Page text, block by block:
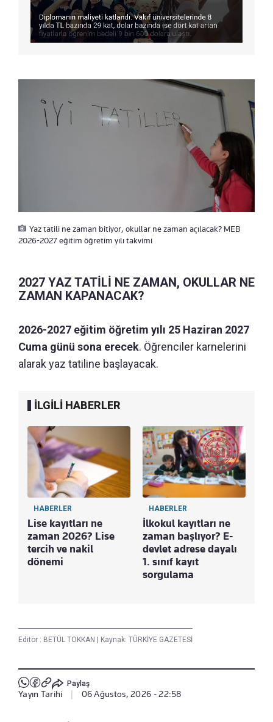
Yaz tatili ne zaman bitiyor, okullar ne zaman açılacak? MEB
2026-2027 eğitim öğretim yılı takvimi
2027 YAZ TATİLİ NE ZAMAN, OKULLAR NE
ZAMAN KAPANACAK?
2026-2027 eğitim öğretim yılı 25 Haziran 2027
Cuma günü sona erecek. Öğrenciler karnelerini
alarak yaz tatiline başlayacak.
İLGİLİ HABERLER
HABERLER
Lise kayıtları ne
zaman 2026? Lise
tercih ve nakil
dönemi
HABERLER
İlkokul kayıtları ne
zaman başlıyor? E-
devlet adrese dayalı
1. sınıf kayıt
sorgulama
Editör : BETÜL TOKKAN Kaynak: TÜRKİYE GAZETESİ
Paylaş
Yayın Tarihi 06 Ağustos, 2026 - 22:58